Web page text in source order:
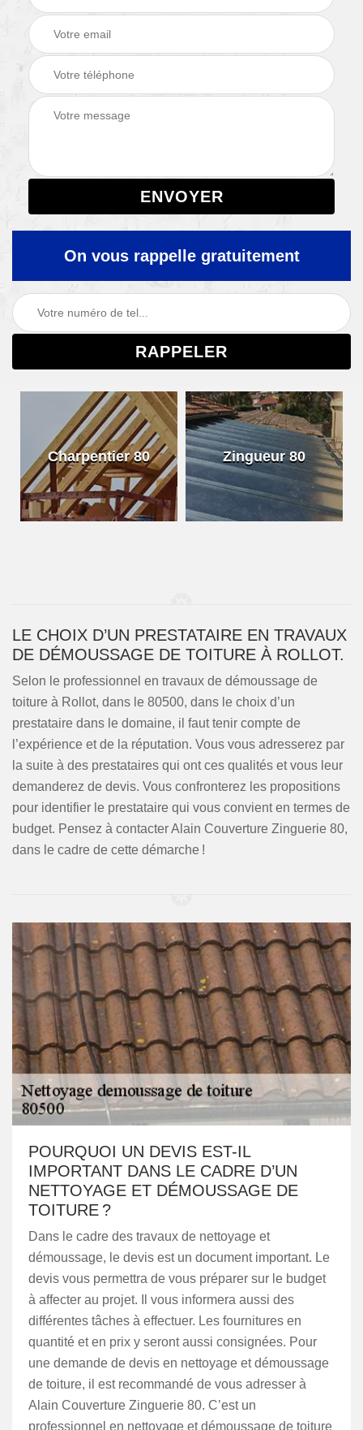
On vous rappelle gratuitement
Charpentier 80 Zingueur 80
LE CHOIX D’UN PRESTATAIRE EN TRAVAUX
DE DÉMOUSSAGE DE TOITURE À ROLLOT.
Selon le professionnel en travaux de démoussage de
toiture à Rollot, dans le 80500, dans le choix d’un
prestataire dans le domaine, il faut tenir compte de
l’expérience et de la réputation. Vous vous adresserez par
la suite à des prestataires qui ont ces qualités et vous leur
demanderez de devis. Vous confronterez les propositions
pour identifier le prestataire qui vous convient en termes de
budget. Pensez à contacter Alain Couverture Zinguerie 80,
dans le cadre de cette démarche !
POURQUOI UN DEVIS EST-IL
IMPORTANT DANS LE CADRE D’UN
NETTOYAGE ET DÉMOUSSAGE DE
TOITURE ?
Dans le cadre des travaux de nettoyage et
démoussage, le devis est un document important. Le
devis vous permettra de vous préparer sur le budget
à affecter au projet. Il vous informera aussi des
différentes tâches à effectuer. Les fournitures en
quantité et en prix y seront aussi consignées. Pour
une demande de devis en nettoyage et démoussage
de toiture, il est recommandé de vous adresser à
Alain Couverture Zinguerie 80. C’est un
professionnel en nettoyage et démoussage de toiture